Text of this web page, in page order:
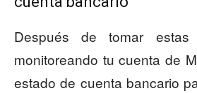
Después de tomar estas
monitoreando tu cuenta de
estado de cuenta bancario